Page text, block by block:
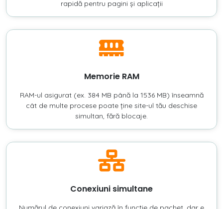
rapidă pentru pagini și aplicații
Memorie RAM
RAM-ul asigurat (ex. 384 MB până la 1536 MB) înseamnă
cât de multe procese poate ține site-ul tău deschise
simultan, fără blocaje.
Conexiuni simultane